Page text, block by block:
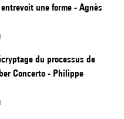
une forme - Agnès
du processus de
Concerto - Philippe